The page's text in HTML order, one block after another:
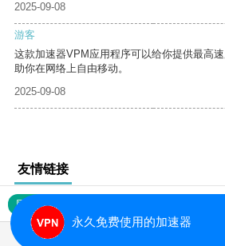
2025-09-08
游客
这款加速器VPM应用程序可以给你提供最高
助你在网络上自由移动。
2025-09-08
友情链接
网站地图
永久免费使用的加速器